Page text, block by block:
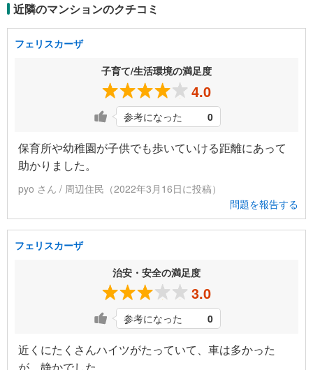
近隣のマンションのクチコミ
フェリスカーザ
子育て/生活環境の満足度
4.0
参考になった 0
保育所や幼稚園が子供でも歩いていける距離にあって
助かりました。
pyo さん / 周辺住民（2022年3月16日に投稿）
問題を報告する
フェリスカーザ
治安・安全の満足度
3.0
参考になった 0
近くにたくさんハイツがたっていて、車は多かった